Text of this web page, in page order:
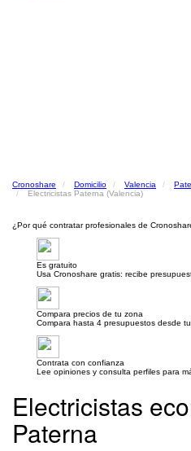
Cronoshare Domicilio Valencia
Electricistas Paterna (Valencia)
¿Por qué contratar profesionales de
Es gratuito
Usa Cronoshare gratis: recibe
Compara precios de tu zona
Compara hasta 4 presupuestos desde
Contrata con confianza
Lee opiniones y consulta perfiles para
Electricistas
Paterna